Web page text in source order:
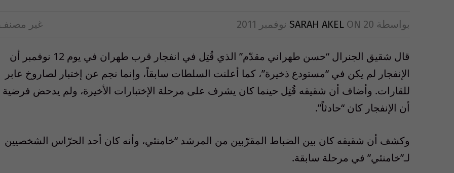
بواسطة SARAH AKEL ON 20 نوفمبر 2011 غير
قال شقيق الجنرال “حسن طهراني مقدّم” الذي قُتِل في انفجار قرب طهران في يوم 12 نوفمبر أن
الإنفجار لم يكن في “مستودع ذخيرة”، كما أعلنت السلطات سابقاً، وإنما نجم عن إختبار لصاروخ عابر
للقارات. وأضاف أن شقيقه قُتِل حينما كان يشرف على مرحلة الإختبارات الأخيرة، ولم يدحض فرضية
أن الإنفجار كان “حادثاً”.
وكشف أن شقيقه كان بين الضباط المقرّبين من المرشد “خامنئي، وأنه كان أحد الحرّاس الشخصيين
لـ”خامنئي” في مرحلة سابقة.